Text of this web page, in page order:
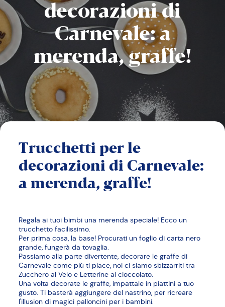
decorazioni di
Carnevale: a
merenda, graffe!
Trucchetti per le
decorazioni di Carnevale:
a merenda, graffe!
Regala ai tuoi bimbi una merenda speciale! Ecco un
trucchetto facilissimo.
Per prima cosa, la base! Procurati un foglio di carta nero
grande, fungerà da tovaglia.
Passiamo alla parte divertente, decorare le graffe di
Carnevale come più ti piace, noi ci siamo sbizzarriti tra
Zucchero al Velo e Letterine al cioccolato.
Una volta decorate le graffe, impattale in piattini a tuo
gusto. Ti basterà aggiungere del nastrino, per ricreare
l'illusion di magici palloncini per i bambini.